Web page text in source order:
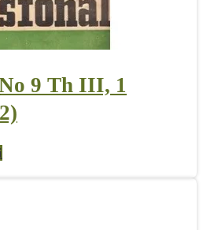
9 Th III, 1